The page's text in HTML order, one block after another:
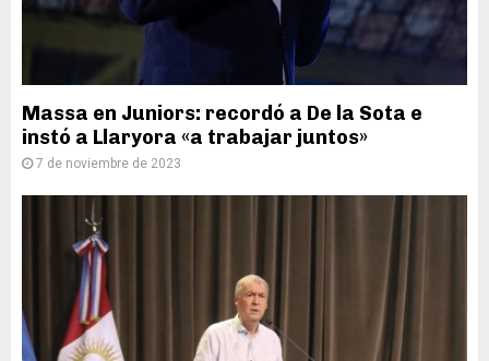
Massa en Juniors: recordó a De la Sota e
instó a Llaryora «a trabajar juntos»
7 de noviembre de 2023